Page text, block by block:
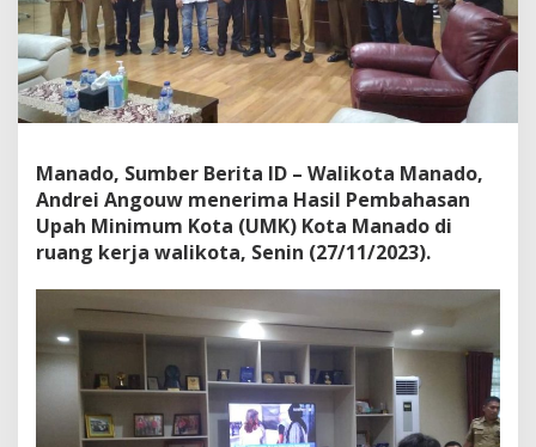
U
m
u
m
k
a
U
M
K
K
o
a
M
a
n
a
d
o
Manado, Sumber Berita ID – Walikota Manado,
Andrei Angouw menerima Hasil Pembahasan
Upah Minimum Kota (UMK) Kota Manado di
ruang kerja walikota, Senin (27/11/2023).